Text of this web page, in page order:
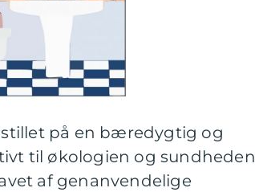
på en bæredygtig og
til økologien og sundheden
af genanvendelige